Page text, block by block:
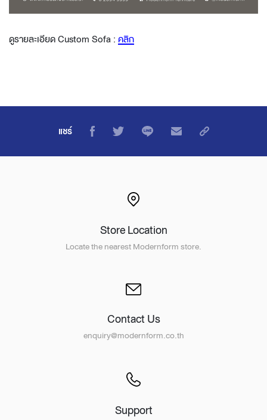
ดูรายละเอียด Custom Sofa :คลิก
แชร์
Store Location
Locate the nearest Modernform store.
Contact Us
enquiry@modernform.co.th
Support